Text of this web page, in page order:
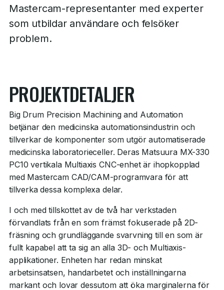
Mastercam-representanter med experter
som utbildar användare och felsöker
problem.
PROJEKTDETALJER
Big Drum Precision Machining and Automation
betjänar den medicinska automationsindustrin och
tillverkar de komponenter som utgör automatiserade
medicinska laboratorieceller. Deras Matsuura MX-330
PC10 vertikala Multiaxis CNC-enhet är ihopkopplad
med Mastercam CAD/CAM-programvara för att
tillverka dessa komplexa delar.
I och med tillskottet av de två har verkstaden
förvandlats från en som främst fokuserade på 2D-
fräsning och grundläggande svarvning till en som är
fullt kapabel att ta sig an alla 3D- och Multiaxis-
applikationer. Enheten har redan minskat
arbetsinsatsen, handarbetet och inställningarna
markant och lovar dessutom att öka marginalerna för